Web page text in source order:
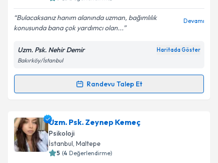
Kişisel verilerimin işlenmesine ilişkin
Aydınlatma
Metni
kapsamda işlenmesini kabul ediyorum.
Bulacaksanız hanım alanında uzman, bağımlılık
konusunda bana çok yardımcı olan...
Devamı
Uzm. Psk. Nehir Demir Haritada Göster
Bakırköy/İstanbul
Randevu Talep Et
Randevu Takvimi Talebi
Uzm. Psk. Nehir Demiriçin randevu takvimi talebi
oluşturun. Size bu uzmandan randevu almanız için bir
takvim hazırlandığında e-posta ile bilgilendireceğiz.
Uzm. Psk. Zeynep Kemeç
Psikoloji
İstanbul, Maltepe
5 (4 Değerlendirme)